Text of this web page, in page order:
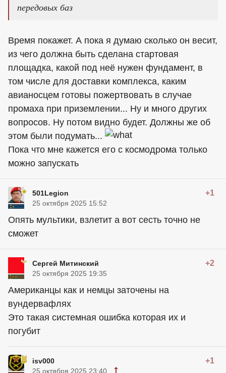
передовых баз
Время покажет. А пока я думаю сколько он весит,
из чего должна быть сделана стартовая
площадка, какой под неë нужен фундамент, в
том числе для доставки комплекса, каким
авианосцем готовы пожертвовать в случае
промаха при приземлении... Ну и много других
вопросов. Ну потом видно будет. Должны же об
этом были подумать...
Пока что мне кажется его с космодрома только
можно запускать
501Legion +1
25 октября 2025 15:52
Опять мультики, взлетит а вот сесть точно не
сможет
Сергей Митинский +2
25 октября 2025 19:35
Американцы как и немцы заточены на
вундервафлях
Это такая системная ошибка которая их и
погубит
isv000 +1
25 октября 2025 23:40